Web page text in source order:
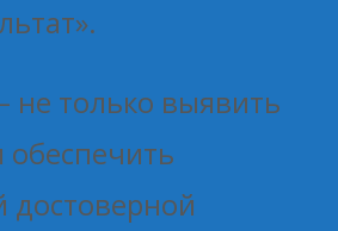
только выявить
достоверной